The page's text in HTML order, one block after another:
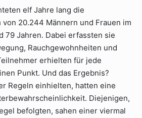
elf Jahre lang die
20.244 Männern und Frauen im
79 Jahren. Dabei erfassten sie
Rauchgewohnheiten und
erhielten für jede
Punkt. Und das Ergebnis?
Regeln einhielten, hatten eine
Diejenigen,
befolgten, sahen einer viermal